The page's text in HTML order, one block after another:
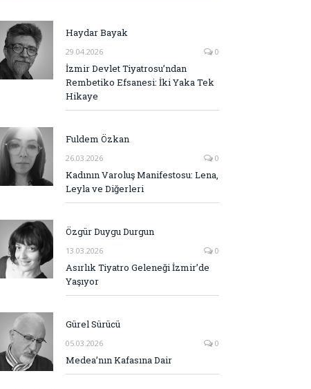
Haydar Bayak
29.04.2026 0
İzmir Devlet Tiyatrosu’ndan
Rembetiko Efsanesi: İki Yaka Tek
Hikaye
Fuldem Özkan
26.03.2026 0
Kadının Varoluş Manifestosu: Lena,
Leyla ve Diğerleri
Özgür Duygu Durgun
13.03.2026 0
Asırlık Tiyatro Geleneği İzmir’de
Yaşıyor
Gürel Sürücü
05.03.2026 0
Medea’nın Kafasına Dair